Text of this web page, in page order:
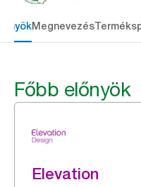
Megnevezés
Főbb előnyök
Elevation